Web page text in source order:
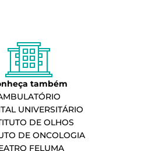
também
UNIVERSITÁRIO
DE OLHOS
DE ONCOLOGIA
FELUMA